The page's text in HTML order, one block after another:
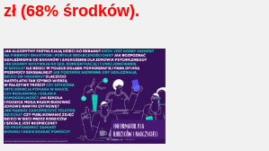
zł (68% środków).